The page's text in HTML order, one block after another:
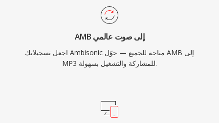
AMB إلى صوت عالمي
اجعل تسجيلاتك Ambisonic متاحة للجميع — حوّل AMB إلى
MP3 للمشاركة والتشغيل بسهولة.